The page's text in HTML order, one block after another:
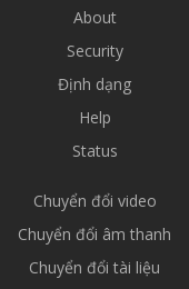
About
Security
Định dạng
Help
Status
Chuyển đổi video
Chuyển đổi âm thanh
Chuyển đổi tài liệu